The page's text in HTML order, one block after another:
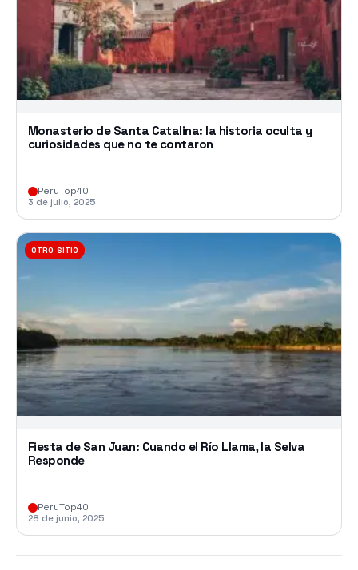
Monasterio de Santa Catalina: la historia oculta y
curiosidades que no te contaron
PeruTop40
3 de julio, 2025
OTRO SITIO
Fiesta de San Juan: Cuando el Río Llama, la Selva
Responde
PeruTop40
28 de junio, 2025